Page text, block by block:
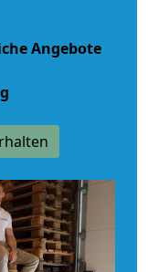
Angebote